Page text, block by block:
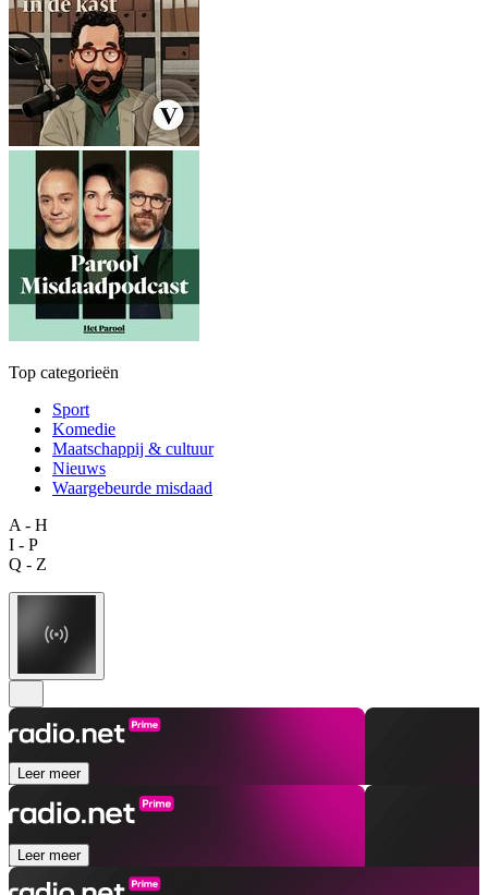
Top categorieën
Sport
Komedie
Maatschappij & cultuur
Nieuws
Waargebeurde misdaad
A - H
I - P
Q - Z
Leer meer
Leer meer